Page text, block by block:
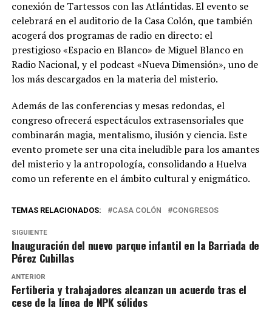
conexión de Tartessos con las Atlántidas. El evento se
celebrará en el auditorio de la Casa Colón, que también
acogerá dos programas de radio en directo: el
prestigioso «Espacio en Blanco» de Miguel Blanco en
Radio Nacional, y el podcast «Nueva Dimensión», uno de
los más descargados en la materia del misterio.
Además de las conferencias y mesas redondas, el
congreso ofrecerá espectáculos extrasensoriales que
combinarán magia, mentalismo, ilusión y ciencia. Este
evento promete ser una cita ineludible para los amantes
del misterio y la antropología, consolidando a Huelva
como un referente en el ámbito cultural y enigmático.
TEMAS RELACIONADOS: CASA COLÓN CONGRESOS
SIGUIENTE
Inauguración del nuevo parque infantil en la Barriada de
Pérez Cubillas
ANTERIOR
Fertiberia y trabajadores alcanzan un acuerdo tras el
cese de la línea de NPK sólidos